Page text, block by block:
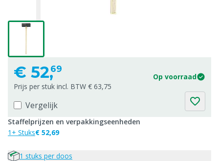
€ 52,69
Op voorraad
Prijs per stuk incl. BTW € 63,75
Vergelijk
Staffelprijzen en verpakkingseenheden
1+ Stuks€ 52,69
1 stuks per doos